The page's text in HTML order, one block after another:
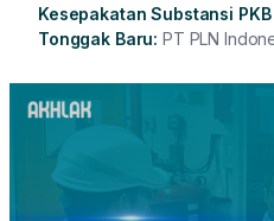
Kesepakatan Substansi
Tonggak Baru PT PLN
Substansi Perjanjian Kerja
yang dirangkaikan dengan
Perusahaan serta Perayaan
Serikat Pekerja PLN IP
di Kantor Pusat PLN IP
seluruh jajaran Direksi PLN IP